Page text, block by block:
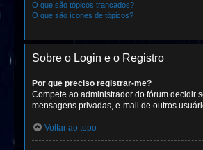
O que são tópicos trancados?
O que são ícones de tópicos?
Sobre o Login e o Registro
Por que preciso registrar-me?
Compete ao administrador do fórum decidir
mensagens privadas, e-mail de outros
Voltar ao topo